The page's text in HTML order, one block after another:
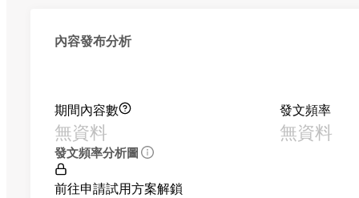
內容發布分析
期間內容數
無資料
發文頻率
無資料
發文頻率分析圖
前往申請試用方案解鎖